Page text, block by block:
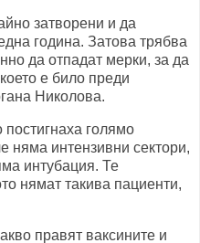
затворени и да
година. Затова трябва
да отпадат мерки, за да
е било преди
Николова.
голямо
няма интензивни сектори,
интубация. Те
нямат такива пациенти,
правят ваксините и